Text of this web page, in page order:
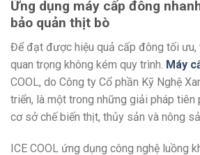
Ứng dụng máy cấp đông
bảo quản thịt bò
Để đạt được hiệu quả cấp đông tối ưu,
quan trọng không kém quy trình. Máy
COOL, do Công ty Cổ phần Kỹ Nghệ
triển, là một trong những giải pháp tiên
cơ sở chế biến thịt, thủy sản và nông
ICE COOL ứng dụng công nghệ luồng